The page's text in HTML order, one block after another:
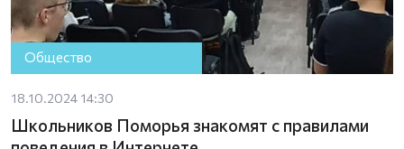
Общество
18.10.2024 14:30
Школьников Поморья знакомят с правилами